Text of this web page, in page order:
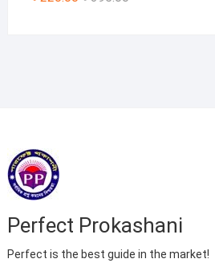
Perfect Prokashani
Perfect is the best guide in the market!